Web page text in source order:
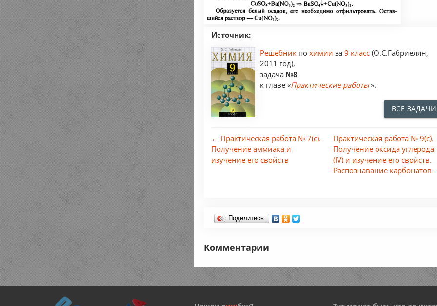
Источник:
Решебник похимииза9 класс (О.С.Габриелян,
2011 год),
задача №8
к главе «Практические работы».
ВСЕ ЗАДАЧИ
← Практическая работа № 7(c).
Получение аммиака и
изучение его свойств
Практическая работа № 9(c).
Получение оксида углерода
(IV) и изучение его свойств.
Распознавание карбонатов
Поделитесь:
Комментарии